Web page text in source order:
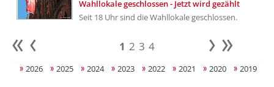
Wahllokale geschlossen - Jetzt wird gezählt
Seit 18 Uhr sind die Wahllokale geschlossen.
Anfang 1 2 3 4 weiter
2026 2025 2024 2023 2022 2021 2020 2019